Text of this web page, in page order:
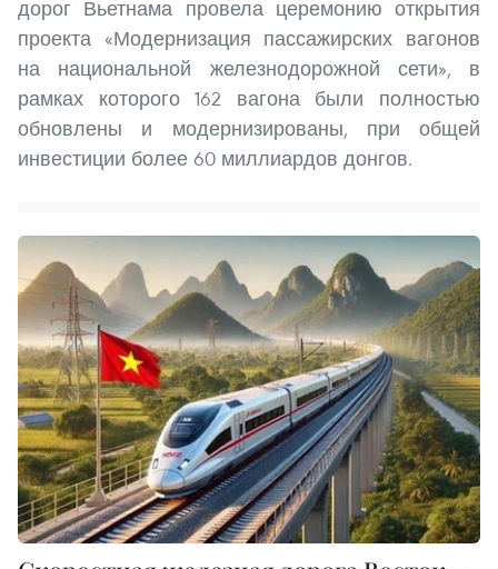
дорог Вьетнама провела церемонию открытия
проекта «Модернизация пассажирских вагонов
на национальной железнодорожной сети», в
рамках которого 162 вагона были полностью
обновлены и модернизированы, при общей
инвестиции более 60 миллиардов донгов.